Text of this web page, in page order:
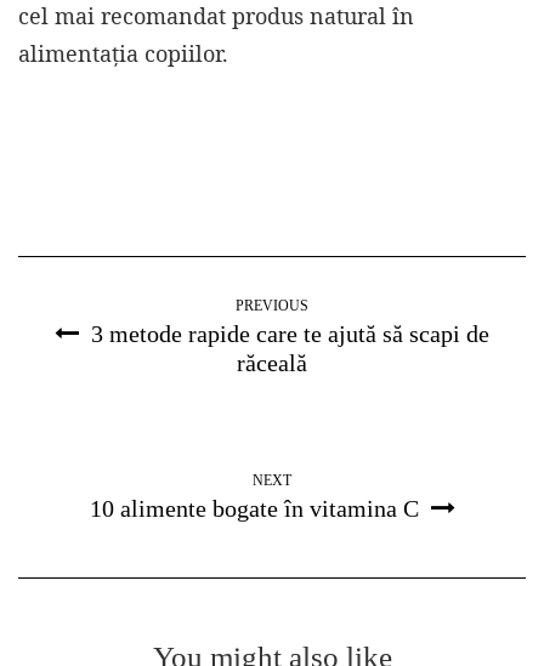
cel mai recomandat produs natural în
alimentația copiilor.
PREVIOUS
3 metode rapide care te ajută să scapi de
răceală
NEXT
10 alimente bogate în vitamina C
You might also like